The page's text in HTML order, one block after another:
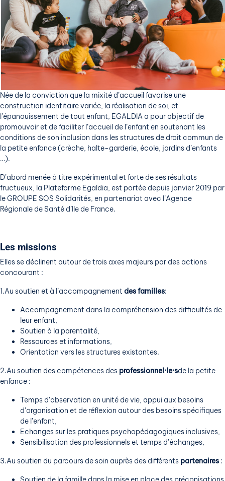
Née de la conviction que la mixité d’accueil favorise une
construction identitaire variée, la réalisation de soi, et
l’épanouissement de tout enfant, EGALDIA a pour objectif de
promouvoir et de faciliter l’accueil de l’enfant en soutenant les
conditions de son inclusion dans les structures de droit commun de
la petite enfance (crèche, halte-garderie, école, jardins d’enfants
…).
D’abord menée à titre expérimental et forte de ses résultats
fructueux, la Plateforme Egaldia, est portée depuis janvier 2019 par
le GROUPE SOS Solidarités, en partenariat avec l’Agence
Régionale de Santé d’Ile de France.
Les missions
Elles se déclinent autour de trois axes majeurs par des actions
concourant :
1.Au soutien et à l’accompagnement des familles:
Accompagnement dans la compréhension des difficultés de
leur enfant,
Soutien à la parentalité,
Ressources et informations,
Orientation vers les structures existantes.
2.Au soutien des compétences des professionnel·le·sde la petite
enfance :
Temps d’observation en unité de vie, appui aux besoins
d’organisation et de réflexion autour des besoins spécifiques
de l’enfant,
Echanges sur les pratiques psychopédagogiques inclusives,
Sensibilisation des professionnels et temps d’échanges,
3.Au soutien du parcours de soin auprès des différents partenaires :